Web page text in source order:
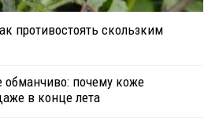
противостоять скользким
обманчиво: почему коже
в конце лета